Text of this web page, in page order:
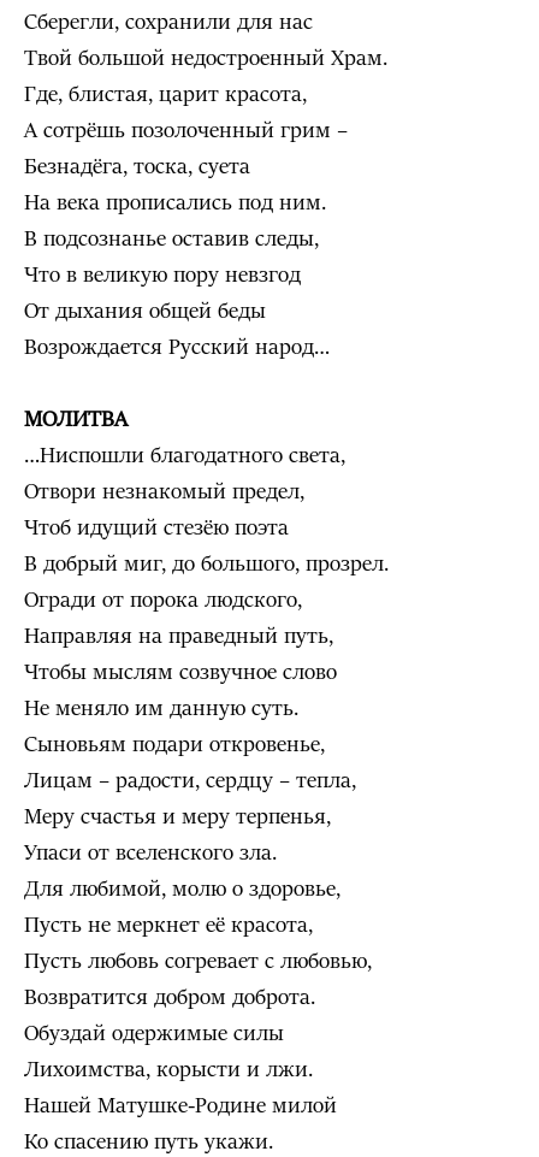
Сберегли, сохранили для нас
Твой большой недостроенный Храм.
Где, блистая, царит красота,
А сотрёшь позолоченный грим –
Безнадёга, тоска, суета
На века прописались под ним.
В подсознанье оставив следы,
Что в великую пору невзгод
От дыхания общей беды
Возрождается Русский народ…
МОЛИТВА
…Ниспошли благодатного света,
Отвори незнакомый предел,
Чтоб идущий стезёю поэта
В добрый миг, до большого, прозрел.
Огради от порока людского,
Направляя на праведный путь,
Чтобы мыслям созвучное слово
Не меняло им данную суть.
Сыновьям подари откровенье,
Лицам – радости, сердцу – тепла,
Меру счастья и меру терпенья,
Упаси от вселенского зла.
Для любимой, молю о здоровье,
Пусть не меркнет её красота,
Пусть любовь согревает с любовью,
Возвратится добром доброта.
Обуздай одержимые силы
Лихоимства, корысти и лжи.
Нашей Матушке-Родине милой
Ко спасению путь укажи.